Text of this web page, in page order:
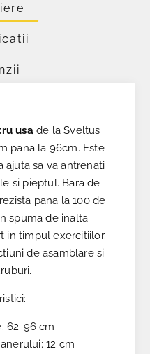
usade la Sveltus
pana la 96cm. Este
ajuta sa va antrenati
si pieptul. Bara de
pana la 100 de
spuma de inalta
in timpul exercitiilor.
de asamblare si
62-96 cm
12 cm